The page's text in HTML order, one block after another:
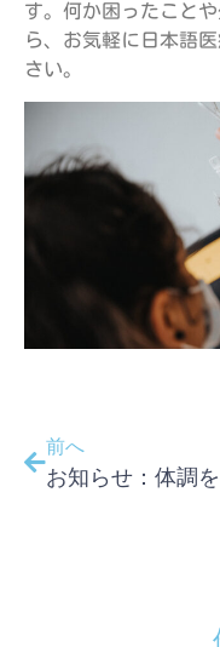
す。何か困ったこと
ら、お気軽に日本語
さい。
前へ